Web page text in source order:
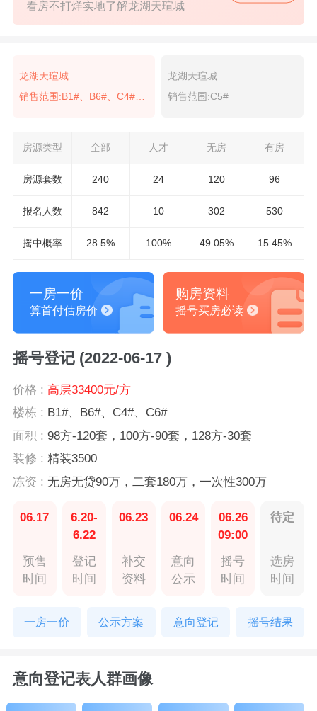
看房不打烊实地了解龙湖天瑄城
龙湖天瑄城
销售范围:B1#、B6#、C4#、C6#
龙湖天瑄城
销售范围:C5#
房源类型 全部 人才 无房 有房
房源套数 240 24 120 96
报名 人数 842 10 302 530
摇中概率 28.5% 100% 49.05% 15.45%
一房一价
算首付估房价
购房资料
摇号买房必读
摇号登记 (2022-06-17 )
价格 : 高层33400元/方
楼栋 : B1#、B6#、C4#、C6#
面积 : 98方-120套，100方-90套，128方-30套
装修 : 精装3500
冻资 : 无房无贷90万，二套180万，一次性300万
06.17
预售
时间
6.20-
6.22
登记
时间
06.23
补交
资料
06.24
意向
公示
06.26
09:00
摇号
时间
待定
选房
时间
一房一价 公示方案 意向登记 摇号结果
意向登记表人群画像